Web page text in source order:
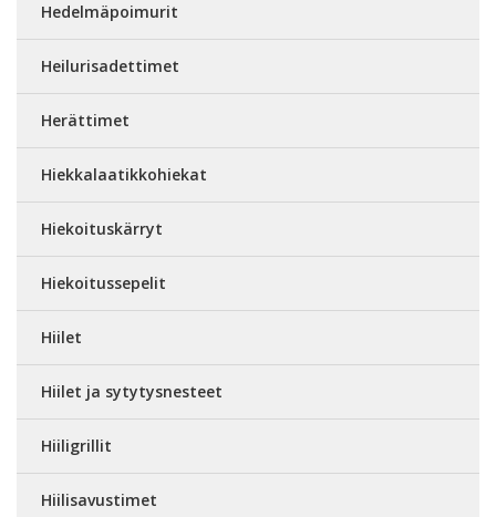
Hedelmäpoimurit
Heilurisadettimet
Herättimet
Hiekkalaatikkohiekat
Hiekoituskärryt
Hiekoitussepelit
Hiilet
Hiilet ja sytytysnesteet
Hiiligrillit
Hiilisavustimet